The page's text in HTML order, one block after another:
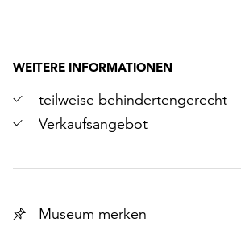
WEITERE INFORMATIONEN
teilweise behindertengerecht
Verkaufsangebot
Museum merken